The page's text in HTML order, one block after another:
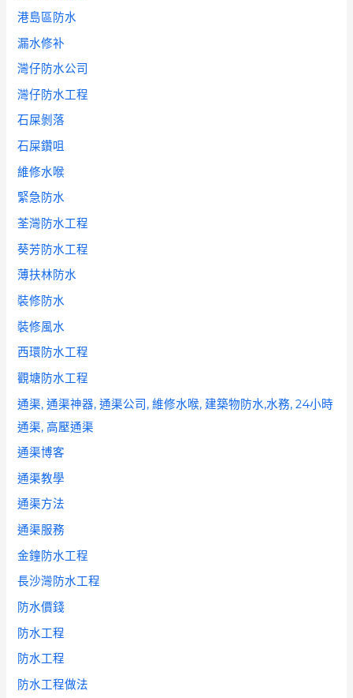
港島區防水
漏水修补
灣仔防水公司
灣仔防水工程
石屎剝落
石屎鑽咀
維修水喉
緊急防水
荃灣防水工程
葵芳防水工程
薄扶林防水
裝修防水
裝修風水
西環防水工程
觀塘防水工程
通渠, 通渠神器, 通渠公司, 維修水喉, 建築物防水,水務, 24小時
通渠, 高壓通渠
通渠博客
通渠教學
通渠方法
通渠服務
金鐘防水工程
長沙灣防水工程
防水價錢
防水工程
防水工程
防水工程做法